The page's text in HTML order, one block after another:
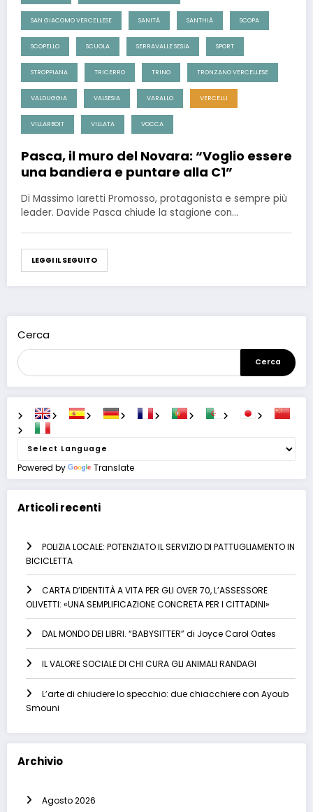
SAN GIACOMO VERCELLESE SANITÀ SANTHIÀ SCOPA
SCOPELLO SCUOLA SERRAVALLE SESIA SPORT
STROPPIANA TRICERRO TRINO TRONZANO VERCELLESE
VALDUGGIA VALSESIA VARALLO VERCELLI
VILLARBOIT VILLATA VOCCA
Pasca, il muro del Novara: “Voglio essere
una bandiera e puntare alla C1”
Di Massimo Iaretti Promosso, protagonista e sempre più
leader. Davide Pasca chiude la stagione con…
LEGGI IL SEGUITO
Cerca
Cerca
Powered by Translate
Articoli recenti
POLIZIA LOCALE: POTENZIATO IL SERVIZIO DI PATTUGLIAMENTO IN
BICICLETTA
CARTA D’IDENTITÀ A VITA PER GLI OVER 70, L’ASSESSORE
OLIVETTI: «UNA SEMPLIFICAZIONE CONCRETA PER I CITTADINI»
DAL MONDO DEI LIBRI. “BABYSITTER” di Joyce Carol Oates
IL VALORE SOCIALE DI CHI CURA GLI ANIMALI RANDAGI
L’arte di chiudere lo specchio: due chiacchiere con Ayoub
Smouni
Archivio
Agosto 2026